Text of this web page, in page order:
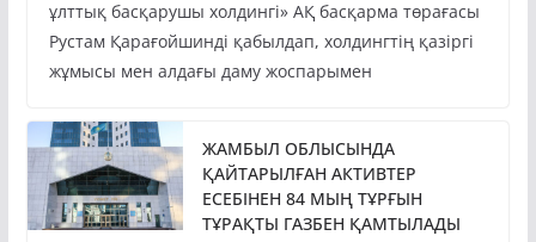
ұлттық басқарушы холдингі» АҚ басқарма төрағасы
Рустам Қарағойшинді қабылдап, холдингтің қазіргі
жұмысы мен алдағы даму жоспарымен
ЖАМБЫЛ ОБЛЫСЫНДА
ҚАЙТАРЫЛҒАН АКТИВТЕР
ЕСЕБІНЕН 84 МЫҢ ТҰРҒЫН
ТҰРАҚТЫ ГАЗБЕН ҚАМТЫЛАДЫ